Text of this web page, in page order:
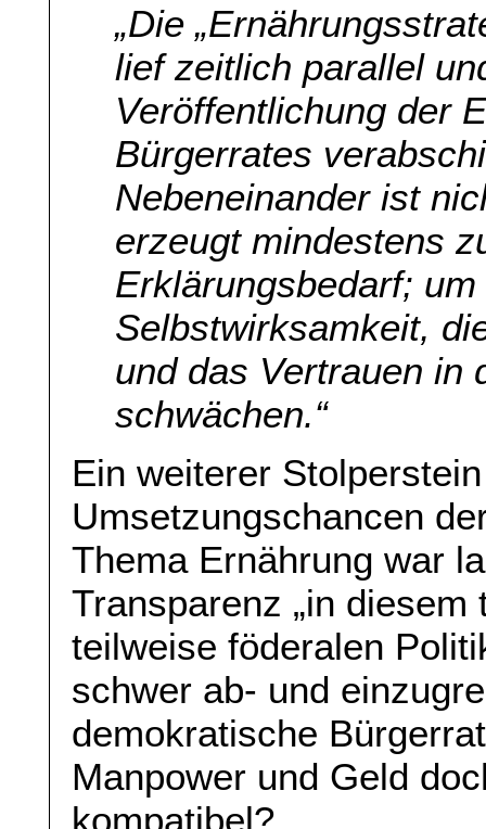
„Die
lief zeitlich parallel
Veröffentlichung der
Bürgerrates
Nebeneinander ist
erzeugt mindestens
Erklärungsbedarf;
Selbstwirksamkeit,
und das Vertrauen in
schwächen.“
Ein weiterer
Umsetzungschancen
Thema Ernährung war
Transparenz „in
teilweise föderalen
schwer ab- und
demokratische
Manpower und Geld
kompatibel?